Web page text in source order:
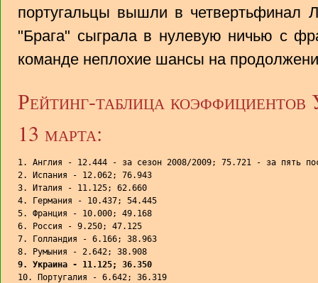
португальцы вышли в четвертьфинал
"Брага" сыграла в нулевую ничью с
команде неплохие шансы на
Рейтинг-таблица
13 марта:
1. Англия - 12.444 - за сезон 2008/2009; 75.721 - за пять
2. Испания - 12.062; 76.943
3. Италия - 11.125; 62.660
4. Германия - 10.437; 54.445
5. Франция - 10.000; 49.168
6. Россия - 9.250; 47.125
7. Голландия - 6.166; 38.963
9. Украина - 11.125; 36.350
10. Португалия - 6.642; 36.319